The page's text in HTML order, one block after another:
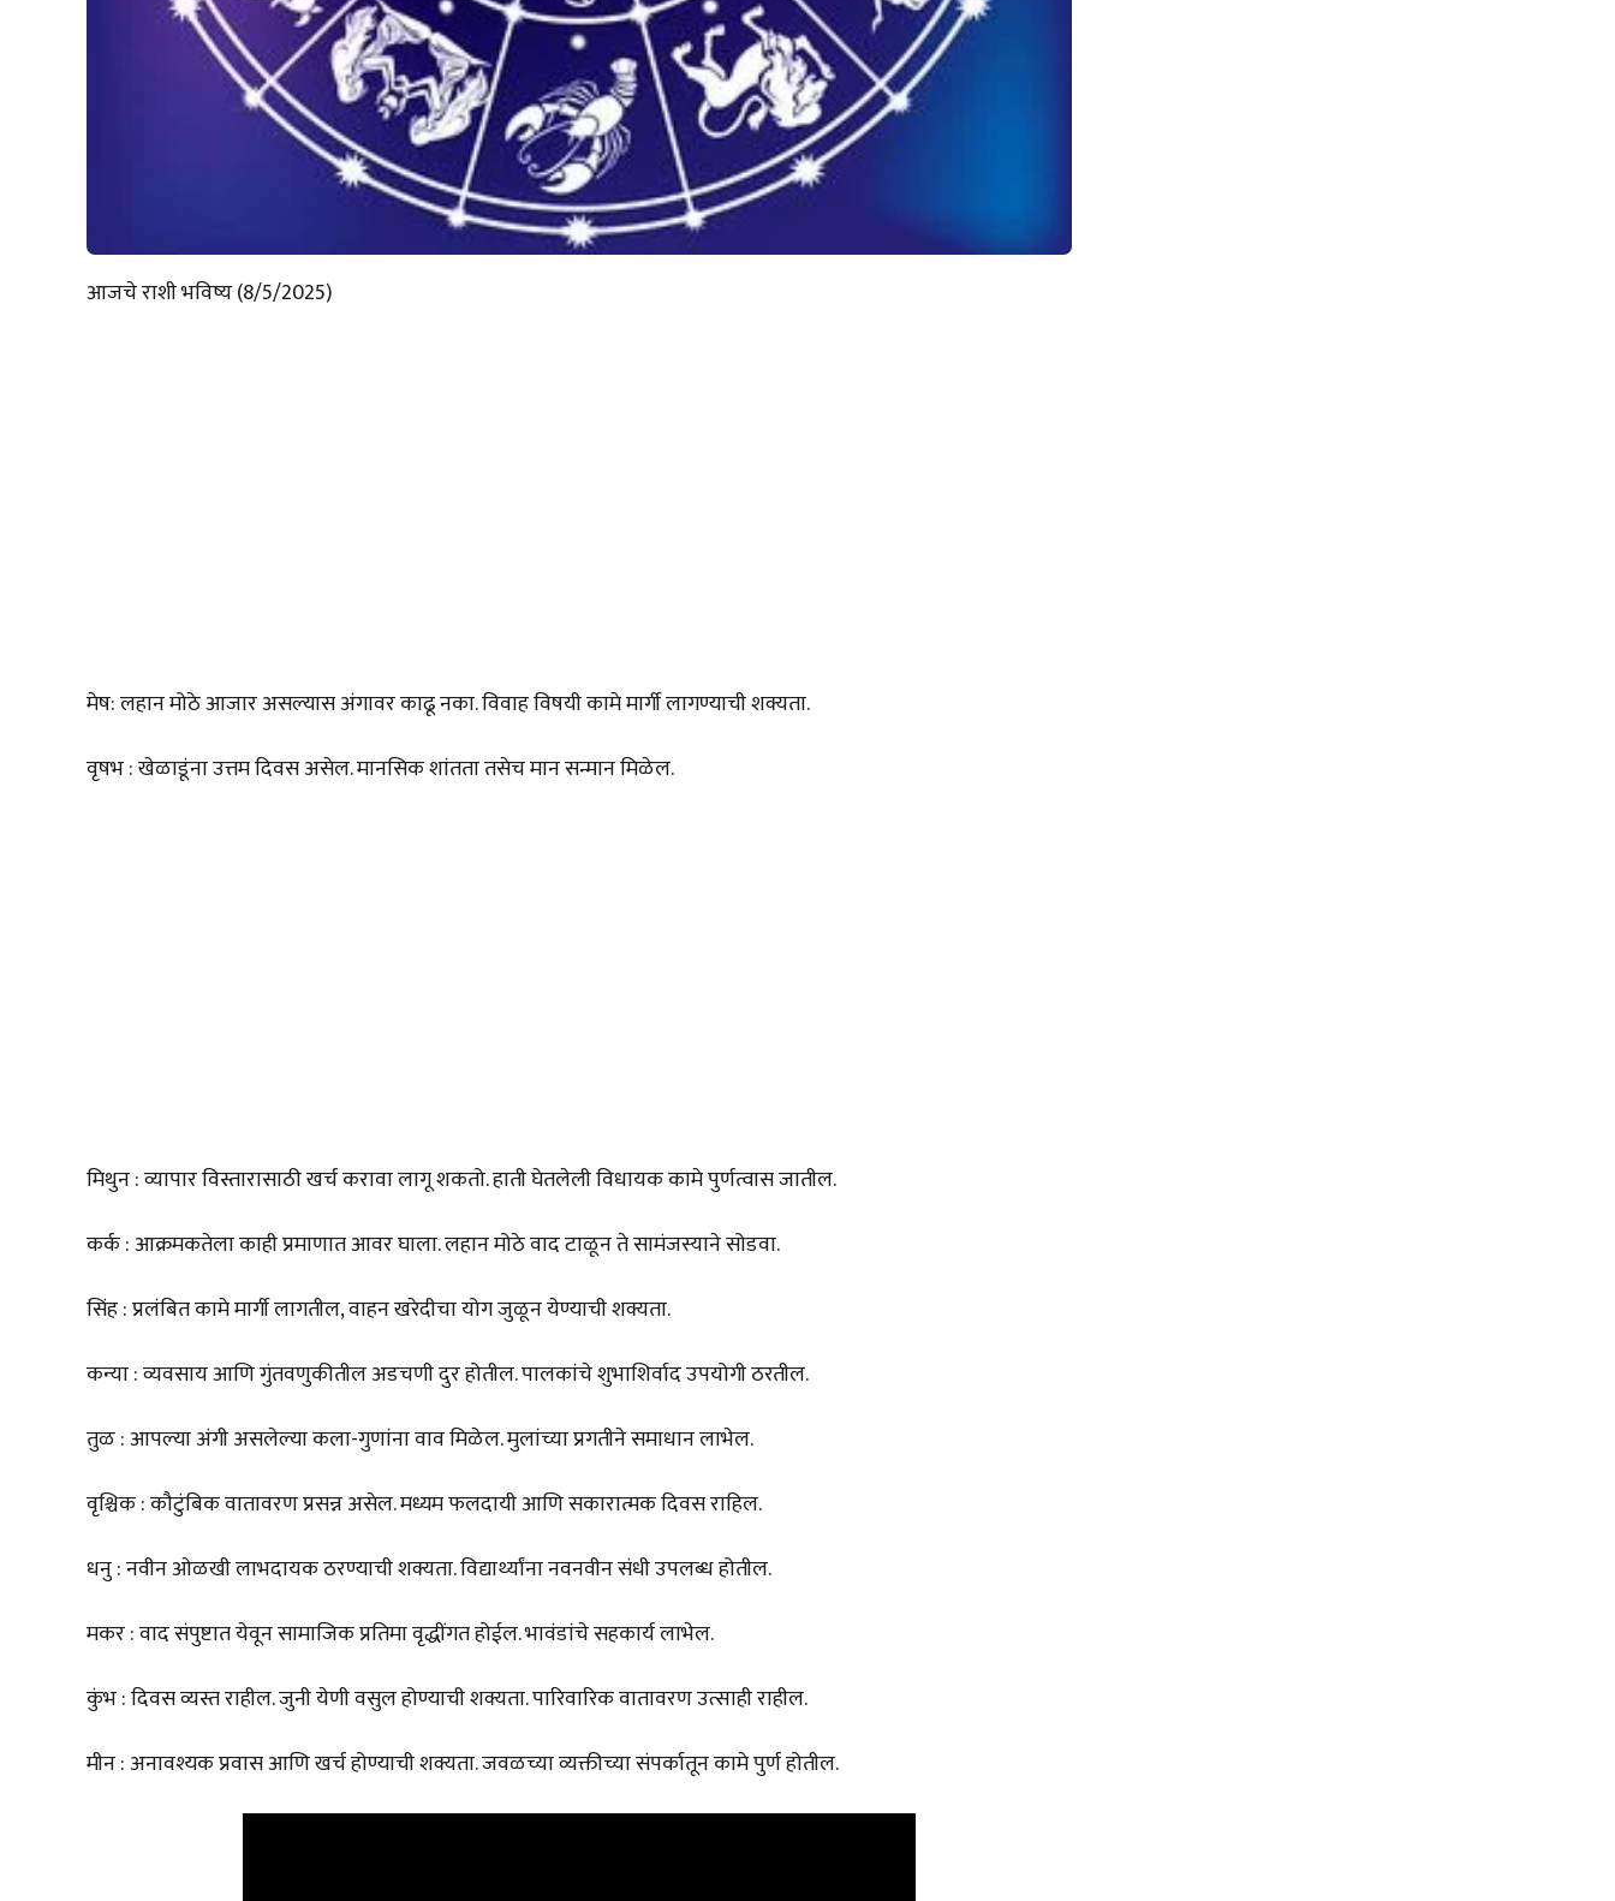
आजचे राशी भविष्य (8/5/2025)
मेष: लहान मोठे आजार असल्यास अंगावर काढू नका. विवाह विषयी कामे मार्गी लागण्याची शक्यता.
वृषभ : खेळाडूंना उत्तम दिवस असेल. मानसिक शांतता तसेच मान सन्मान मिळेल.
मिथुन : व्यापार विस्तारासाठी खर्च करावा लागू शकतो. हाती घेतलेली विधायक कामे पुर्णत्वास जातील.
कर्क : आक्रमकतेला काही प्रमाणात आवर घाला. लहान मोठे वाद टाळून ते सामंजस्याने सोडवा.
सिंह : प्रलंबित कामे मार्गी लागतील, वाहन खरेदीचा योग जुळून येण्याची शक्यता.
कन्या : व्यवसाय आणि गुंतवणुकीतील अडचणी दुर होतील. पालकांचे शुभाशिर्वाद उपयोगी ठरतील.
तुळ : आपल्या अंगी असलेल्या कला-गुणांना वाव मिळेल. मुलांच्या प्रगतीने समाधान लाभेल.
वृश्चिक : कौटुंबिक वातावरण प्रसन्न असेल. मध्यम फलदायी आणि सकारात्मक दिवस राहिल.
धनु : नवीन ओळखी लाभदायक ठरण्याची शक्यता. विद्यार्थ्यांना नवनवीन संधी उपलब्ध होतील.
मकर : वाद संपुष्टात येवून सामाजिक प्रतिमा वृद्धींगत होईल. भावंडांचे सहकार्य लाभेल.
कुंभ : दिवस व्यस्त राहील. जुनी येणी वसुल होण्याची शक्यता. पारिवारिक वातावरण उत्साही राहील.
मीन : अनावश्यक प्रवास आणि खर्च होण्याची शक्यता. जवळच्या व्यक्तीच्या संपर्कातून कामे पुर्ण होतील.